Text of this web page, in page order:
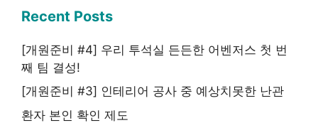
Recent Posts
[개원준비 #4] 우리 투석실 든든한 어벤저스 첫 번
째 팀 결성!
[개원준비 #3] 인테리어 공사 중 예상치못한 난관
환자 본인 확인 제도